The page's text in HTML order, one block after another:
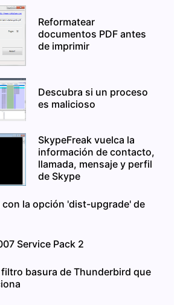
Reformatear
documentos PDF antes
de imprimir
Descubra si un proceso
es malicioso
SkypeFreak vuelca la
información de contacto,
llamada, mensaje y perfil
de Skype
con la opción 'dist-upgrade' de
Service Pack 2
basura de Thunderbird que